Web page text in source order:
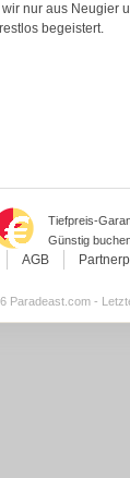
nur aus Neugier
begeistert.
Tiefpreis-
Günstig
AGB
Paradeast.com -